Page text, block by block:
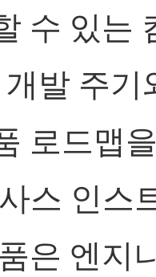
수 있는
발 주기
로드맵
스 인스
은 엔지